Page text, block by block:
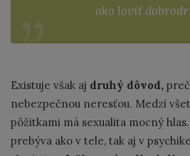
ako loviť
Existuje však aj druhý dôvod,
nebezpečnou neresťou. Medzi
pôžitkami má sexualita mocný
prebýva ako v tele, tak aj v